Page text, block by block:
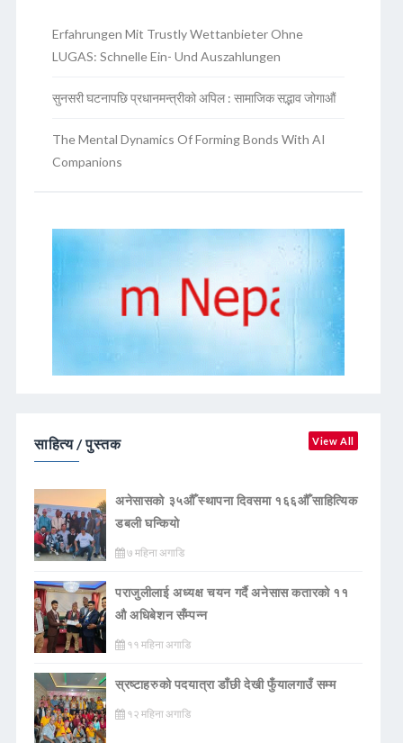
Erfahrungen Mit Trustly Wettanbieter Ohne
LUGAS: Schnelle Ein- Und Auszahlungen
सुनसरी घटनापछि प्रधानमन्त्रीको अपिल : सामाजिक सद्भाव जोगाऔं
The Mental Dynamics Of Forming Bonds With AI
Companions
साहित्य / पुस्तक View All
अनेसासको ३५औँ स्थापना दिवसमा १६६औँ साहित्यिक
डबली घन्कियाे
७ महिना अगाडि
पराजुलीलाई अध्यक्ष चयन गर्दै अनेसास कतारको ११
औ अधिबेशन सँम्पन्न
११ महिना अगाडि
स्रष्टाहरुको पदयात्रा डाँछी देखी फुँयालगाउँ सम्म
१२ महिना अगाडि